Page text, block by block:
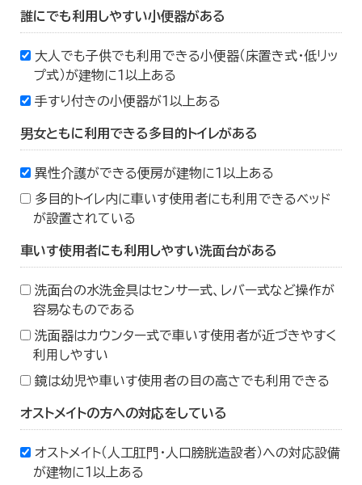
誰にでも利用しやすい小便器がある
大人でも子供でも利用できる小便器（床置き式・低リッ
プ式）が建物に１以上ある
手すり付きの小便器が１以上ある
男女ともに利用できる多目的トイレがある
異性介護ができる便房が建物に１以上ある
多目的トイレ内に車いす使用者にも利用できるベッド
が設置されている
車いす使用者にも利用しやすい洗面台がある
洗面台の水洗金具はセンサー式、レバー式など操作が
容易なものである
洗面器はカウンター式で車いす使用者が近づきやすく
利用しやすい
鏡は幼児や車いす使用者の目の高さでも利用できる
オストメイトの方への対応をしている
オストメイト（人工肛門・人口膀胱造設者）への対応設備
が建物に１以上ある